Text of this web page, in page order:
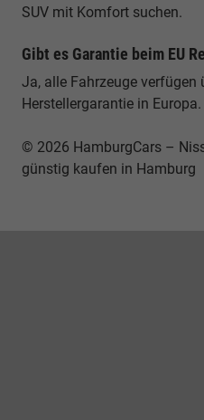
SUV mit Komfort suchen.
Gibt es Garantie beim EU
Ja, alle Fahrzeuge verfügen
Herstellergarantie in Europa.
© 2026 HamburgCars –
günstig kaufen in Hamburg